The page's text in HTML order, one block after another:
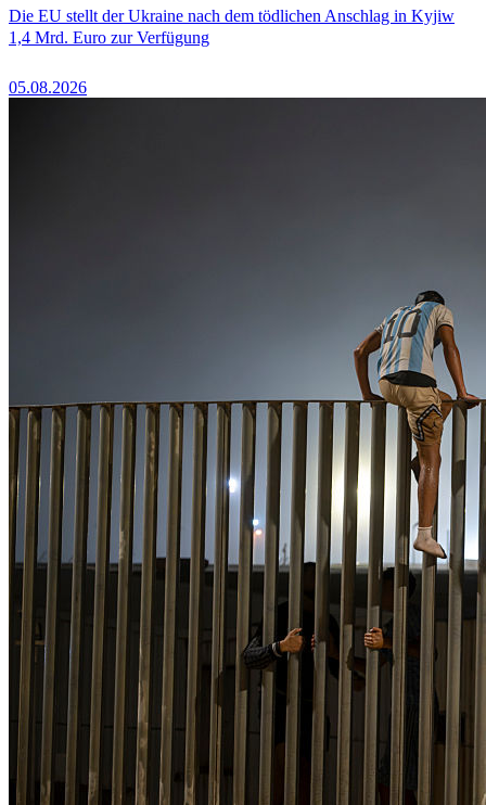
Die EU stellt der Ukraine nach dem tödlichen Anschlag in Kyjiw
1,4 Mrd. Euro zur Verfügung
05.08.2026